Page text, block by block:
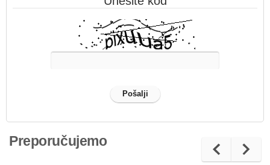
Preporučujemo